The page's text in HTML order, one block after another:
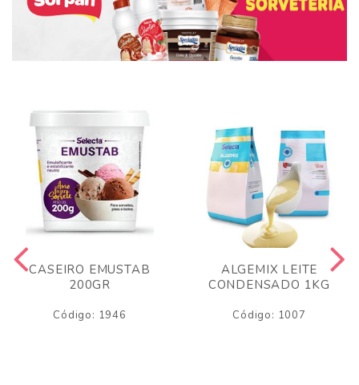
CASEIRO EMUSTAB
200GR
Código: 1946
ALGEMIX LEITE
CONDENSADO 1KG
Código: 1007